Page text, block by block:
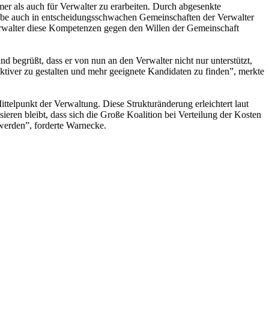
als auch für Verwalter zu erarbeiten. Durch abgesenkte
auch in entscheidungsschwachen Gemeinschaften der Verwalter
diese Kompetenzen gegen den Willen der Gemeinschaft
begrüßt, dass er von nun an den Verwalter nicht nur unterstützt,
zu gestalten und mehr geeignete Kandidaten zu finden”, merkte
der Verwaltung. Diese Strukturänderung erleichtert laut
bleibt, dass sich die Große Koalition bei Verteilung der Kosten
forderte Warnecke.